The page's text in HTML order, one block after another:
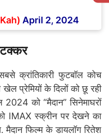
April 2, 2024
टक्कर
क्रांतिकारी फुटबॉल कोच
खेल प्रेमियों के दिलों को छू रही
को “मैदान” सिनेमाघरों
IMAX स्क्रीन पर देखने का
मैदान फिल्म के डायलॉग रितेश